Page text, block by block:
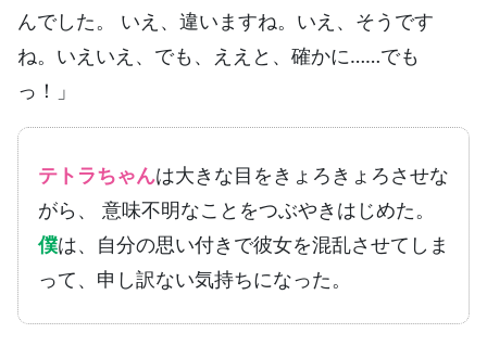
んでした。 いえ、違いますね。いえ、そうです
ね。いえいえ、でも、ええと、確かに……でも
っ！」
テトラちゃんは大きな目をきょろきょろさせな
がら、 意味不明なことをつぶやきはじめた。
僕は、自分の思い付きで彼女を混乱させてしま
って、申し訳ない気持ちになった。